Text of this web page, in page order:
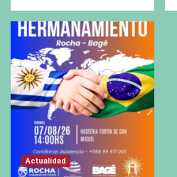
Actualidad